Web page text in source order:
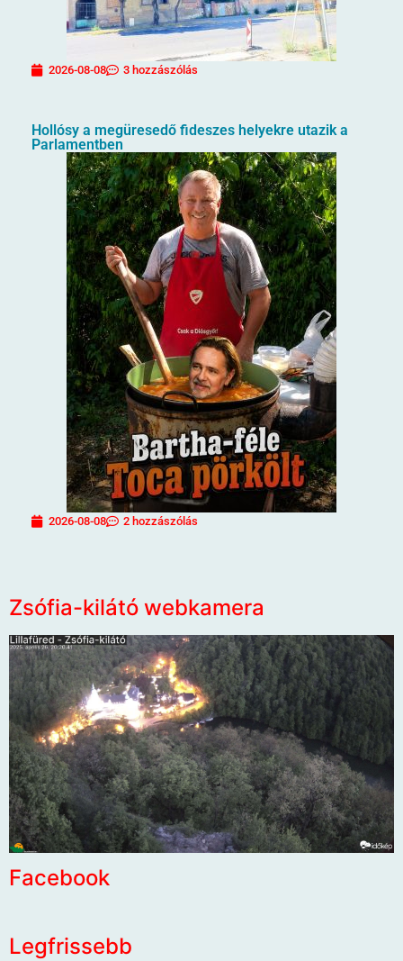
2026-08-08 3 hozzászólás
Hollósy a megüresedő fideszes helyekre utazik a
Parlamentben
2026-08-08 2 hozzászólás
Zsófia-kilátó webkamera
Facebook
Legfrissebb